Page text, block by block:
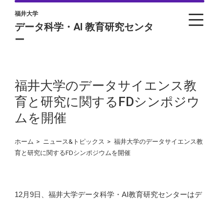
福井大学
データ科学・AI 教育研究センタ
ー
福井大学のデータサイエンス教
育と研究に関するFDシンポジウ
ムを開催
ホーム > ニュース&トピックス > 福井大学のデータサイエンス教
育と研究に関するFDシンポジウムを開催
12月9日、福井大学データ科学・AI教育研究センターはデ